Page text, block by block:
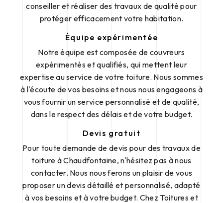
conseiller et réaliser des travaux de qualité pour
protéger efficacement votre habitation.
Équipe expérimentée
Notre équipe est composée de couvreurs
expérimentés et qualifiés, qui mettent leur
expertise au service de votre toiture. Nous sommes
à l'écoute de vos besoins et nous nous engageons à
vous fournir un service personnalisé et de qualité,
dans le respect des délais et de votre budget.
Devis gratuit
Pour toute demande de devis pour des travaux de
toiture à Chaudfontaine, n'hésitez pas à nous
contacter. Nous nous ferons un plaisir de vous
proposer un devis détaillé et personnalisé, adapté
à vos besoins et à votre budget. Chez Toitures et